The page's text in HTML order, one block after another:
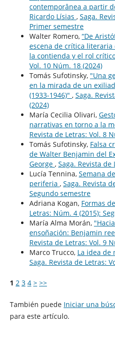
contemporânea a partir
Ricardo Lísias , Saga.
Primer semestre
Walter Romero, “De
escena de crítica literaria
la contienda y el rol
Vol. 10 Núm. 18 (2024)
Tomás Sufotinsky, "Una
en la mirada de un
(1933-1946)" , Saga.
(2024)
María Cecilia Olivari,
narrativas en torno a la
Revista de Letras: Vol. 8
Tomás Sufotinsky, Falsa
de Walter Benjamin del
George , Saga. Revista de
Lucía Tennina, Semana
periferia , Saga. Revista
Segundo semestre
Adriana Kogan, Formas
Letras: Núm. 4 (2015):
María Alma Morán,
ensoñación: Benjamin
Revista de Letras: Vol. 9
Marco Trucco, La idea de
Saga. Revista de Letras:
1 2 3 4 > >>
También puede Iniciar una
para este artículo.